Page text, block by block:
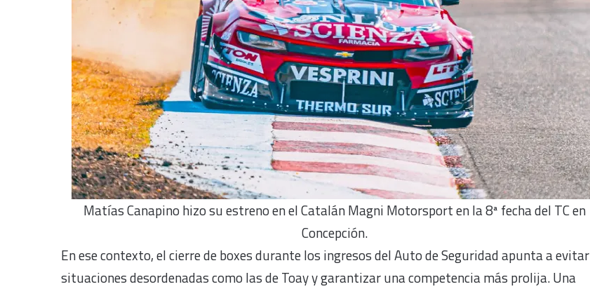
Matías Canapino hizo su estreno en el Catalán Magni Motorsport en la 8ª fecha del TC en
Concepción.
En ese contexto, el cierre de boxes durante los ingresos del Auto de Seguridad apunta a evitar
situaciones desordenadas como las de Toay y garantizar una competencia más prolija. Una